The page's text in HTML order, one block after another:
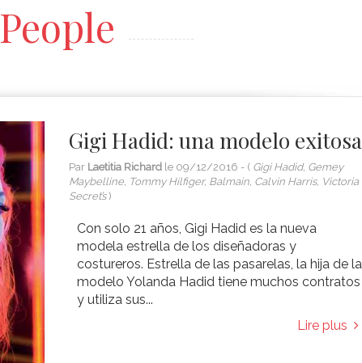
People
Gigi Hadid: una modelo exitosa
Par Laetitia Richard le 09/12/2016 - ( Gigi Hadid, Gemey
Maybelline, Tommy Hilfiger, Balmain, Calvin Harris, Victoria
Secret’s)
Con solo 21 años, Gigi Hadid es la nueva
modela estrella de los diseñadoras y
costureros. Estrella de las pasarelas, la hija de la
modelo Yolanda Hadid tiene muchos contratos
y utiliza sus...
Lire plus